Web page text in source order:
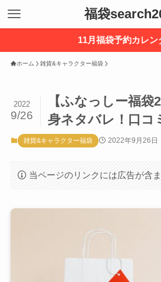
福袋
11月福袋予約カレン
ホーム 雑貨&キャラクター福袋
【ふなっしー福袋
身ネタバレ！口コ
2022
9/26
雑貨&キャラクター福袋 2022年9月26日
当ページのリンクには広告が含